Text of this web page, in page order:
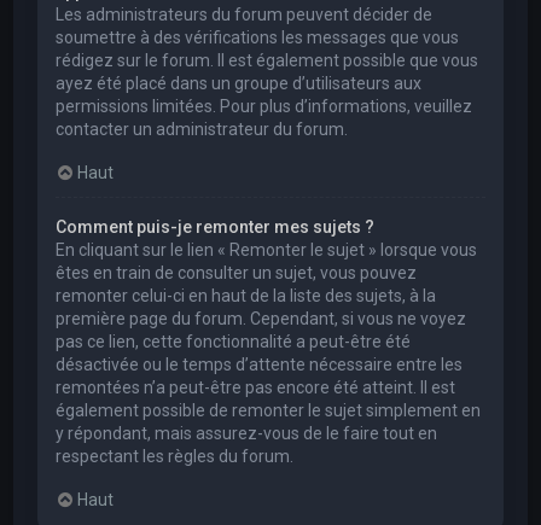
Les administrateurs du forum peuvent décider de
soumettre à des vérifications les messages que vous
rédigez sur le forum. Il est également possible que vous
ayez été placé dans un groupe d’utilisateurs aux
permissions limitées. Pour plus d’informations, veuillez
contacter un administrateur du forum.
Haut
Comment puis-je remonter mes sujets ?
En cliquant sur le lien « Remonter le sujet » lorsque vous
êtes en train de consulter un sujet, vous pouvez
remonter celui-ci en haut de la liste des sujets, à la
première page du forum. Cependant, si vous ne voyez
pas ce lien, cette fonctionnalité a peut-être été
désactivée ou le temps d’attente nécessaire entre les
remontées n’a peut-être pas encore été atteint. Il est
également possible de remonter le sujet simplement en
y répondant, mais assurez-vous de le faire tout en
respectant les règles du forum.
Haut